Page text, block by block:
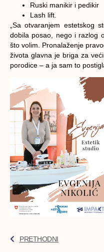
Ruski manikir i pedikir
Lash lift.
„Sa otvaranjem estetskog
dobila posao, nego i razlog
što volim. Pronalaženje
života glavna je briga za
porodice – a ja sam to
PRETHODNI